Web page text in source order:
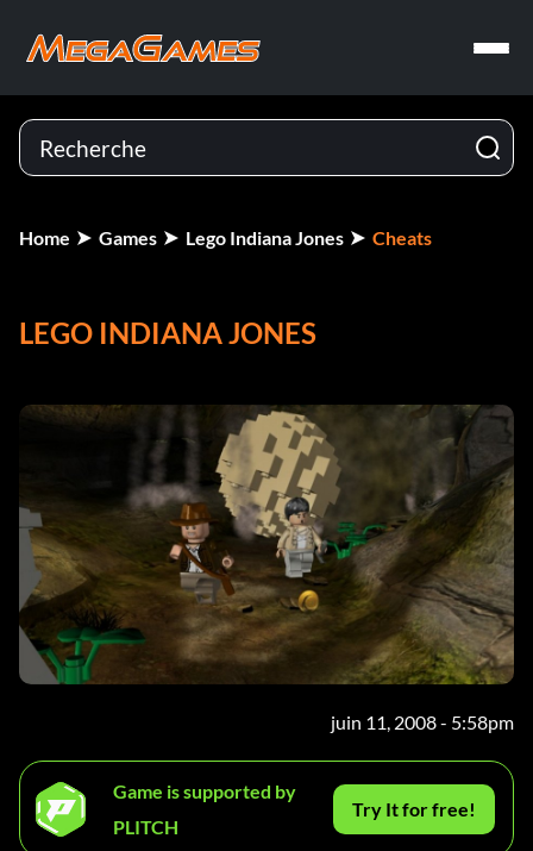
Home Games Lego Indiana Jones Cheats
LEGO INDIANA JONES
juin 11, 2008 - 5:58pm
Game is supported by
PLITCH
Try It for free!